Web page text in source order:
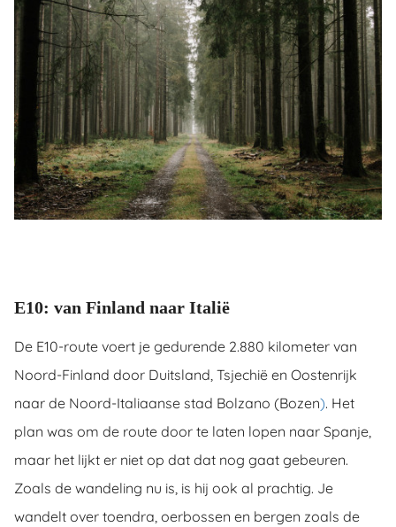
E10: van Finland naar Italië
De E10-route voert je gedurende 2.880 kilometer van
Noord-Finland door Duitsland, Tsjechië en Oostenrijk
naar de Noord-Italiaanse stad Bolzano (Bozen). Het
plan was om de route door te laten lopen naar Spanje,
maar het lijkt er niet op dat dat nog gaat gebeuren.
Zoals de wandeling nu is, is hij ook al prachtig. Je
wandelt over toendra, oerbossen en bergen zoals de